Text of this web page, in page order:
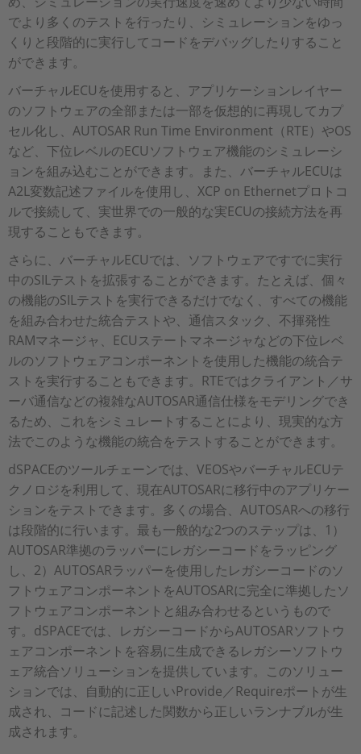
でより多くのテストを行ったり、シミュレーションをゆっ
くりと段階的に実行してコードをデバッグしたりすること
ができます。
バーチャルECUを使用すると、アプリケーションレイヤー
のソフトウェアの全部または一部を仮想的に再現してカプ
セル化し、AUTOSAR Run Time Environment（RTE）やOS
など、下位レベルのECUソフトウェア機能のシミュレーシ
ョンを組み込むことができます。また、バーチャルECUは
A2L変数記述ファイルを使用し、XCP on Ethernetプロトコ
ルで接続して、実世界での一般的な実ECUの接続方法を再
現することもできます。
さらに、バーチャルECUでは、ソフトウェアですでに実行
中のSILテストを拡張することができます。たとえば、個々
の機能のSILテストを実行できるだけでなく、すべての機能
を組み合わせた統合テストや、通信スタック、不揮発性
RAMマネージャ、ECUステートマネージャなどの下位レベ
ルのソフトウェアコンポーネントを使用した機能の統合テ
ストを実行することもできます。RTEではクライアント／サ
ーバ通信などの複雑なAUTOSAR通信仕様をモデリングでき
るため、これをシミュレートすることにより、現実的な方
法でこのような機能の統合をテストすることができます。
dSPACEのツールチェーンでは、VEOSやバーチャルECUテ
クノロジを利用して、現在AUTOSARに移行中のアプリケー
ションをテストできます。多くの場合、AUTOSARへの移行
は段階的に行います。最も一般的な2つのステップは、1）
AUTOSAR準拠のラッパーにレガシーコードをラッピング
し、2）AUTOSARラッパーを使用したレガシーコードのソ
フトウェアコンポーネントをAUTOSARに完全に準拠したソ
フトウェアコンポーネントと組み合わせるというもので
す。dSPACEでは、レガシーコードからAUTOSARソフトウ
ェアコンポーネントを容易に生成できるレガシーソフトウ
ェア統合ソリューションを提供しています。このソリュー
ションでは、自動的に正しいProvide／Requireポートが生
成され、コードに記述した関数から正しいランナブルが生
成されます。